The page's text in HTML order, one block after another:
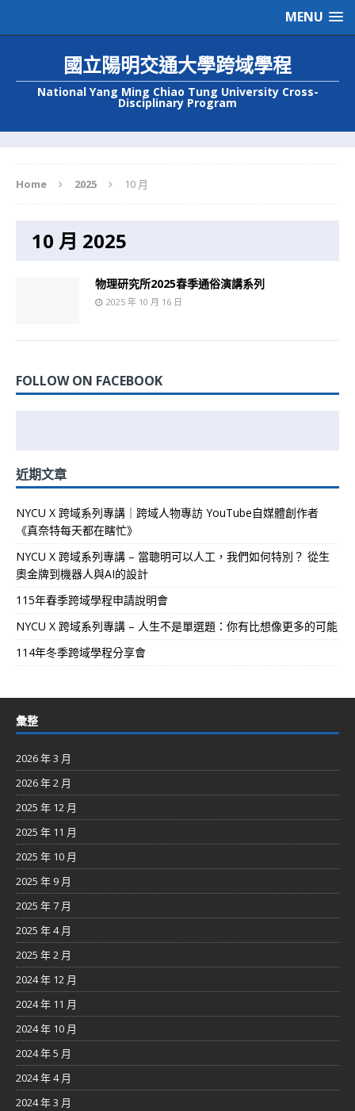
MENU
國立陽明交通大學跨域學程
National Yang Ming Chiao Tung University Cross-
Disciplinary Program
Home 2025 10 月
10 月 2025
物理研究所2025春季通俗演講系列
2025 年 10 月 16 日
FOLLOW ON FACEBOOK
近期文章
NYCU X 跨域系列專講｜跨域人物專訪 YouTube自媒體創作者
《真奈特每天都在瞎忙》
NYCU X 跨域系列專講 – 當聰明可以人工，我們如何特別？ 從生
奧金牌到機器人與AI的設計
115年春季跨域學程申請說明會
NYCU X 跨域系列專講 – 人生不是單選題：你有比想像更多的可能
114年冬季跨域學程分享會
彙整
2026 年 3 月
2026 年 2 月
2025 年 12 月
2025 年 11 月
2025 年 10 月
2025 年 9 月
2025 年 7 月
2025 年 4 月
2025 年 2 月
2024 年 12 月
2024 年 11 月
2024 年 10 月
2024 年 5 月
2024 年 4 月
2024 年 3 月